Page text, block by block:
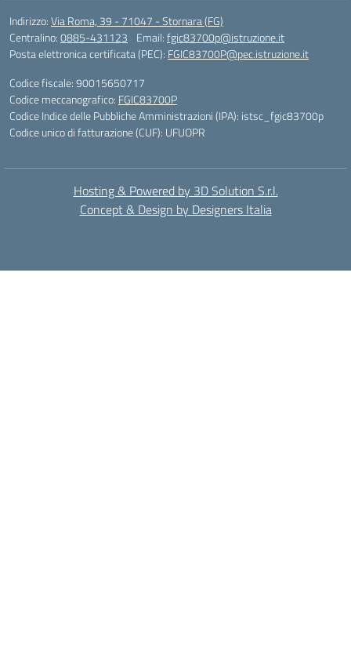
Indirizzo:Via Roma, 39 - 71047 - Stornara (FG)
Centralino:0885-431123 Email:fgic83700p@istruzione.it
Posta elettronica certificata (PEC): FGIC83700P@pec.istruzione.it
Codice fiscale: 90015650717
Codice meccanografico: FGIC83700P
Codice Indice delle Pubbliche Amministrazioni (IPA): istsc_fgic83700p
Codice unico di fatturazione (CUF): UFUOPR
Hosting & Powered by 3D Solution S.r.l.
Concept & Design by Designers Italia